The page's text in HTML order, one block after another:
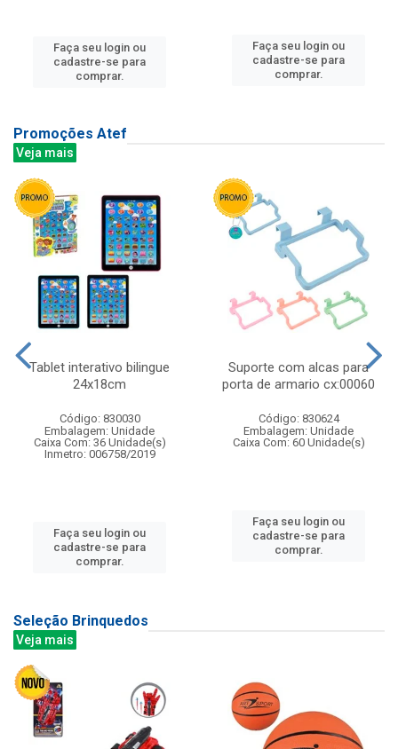
Faça seu login ou
cadastre-se para
comprar.
Faça seu login ou
cadastre-se para
comprar.
Promoções Atef
Veja mais
Tablet interativo bilingue
24x18cm
Código: 830030
Embalagem: Unidade
Caixa Com: 36 Unidade(s)
Inmetro: 006758/2019
Faça seu login ou
cadastre-se para
comprar.
Suporte com alcas para
porta de armario cx:00060
Código: 830624
Embalagem: Unidade
Caixa Com: 60 Unidade(s)
Faça seu login ou
cadastre-se para
comprar.
Seleção Brinquedos
Veja mais